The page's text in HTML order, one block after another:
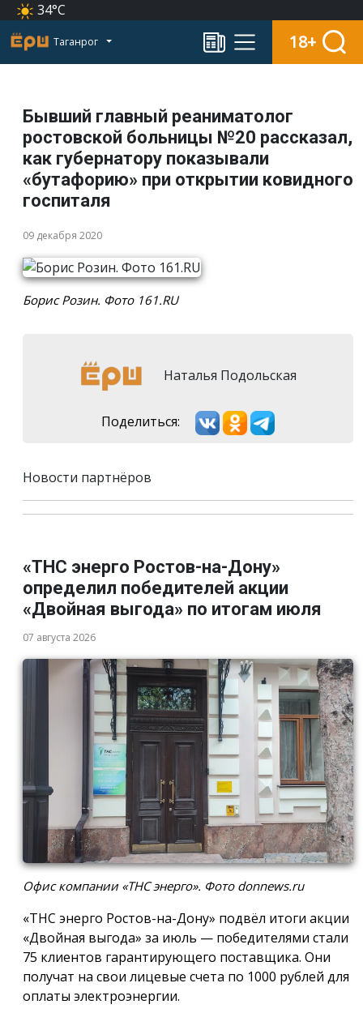
34°C
Таганрог 18+
Бывший главный реаниматолог
ростовской больницы №20 рассказал,
как губернатору показывали
«бутафорию» при открытии ковидного
госпиталя
09 декабря 2020
Борис Розин. Фото 161.RU
Наталья Подольская
Поделиться:
Новости партнёров
«ТНС энерго Ростов-на-Дону»
определил победителей акции
«Двойная выгода» по итогам июля
07 августа 2026
Офис компании «ТНС энерго». Фото donnews.ru
«ТНС энерго Ростов-на-Дону» подвёл итоги акции
«Двойная выгода» за июль — победителями стали
75 клиентов гарантирующего поставщика. Они
получат на свои лицевые счета по 1000 рублей для
оплаты электроэнергии.